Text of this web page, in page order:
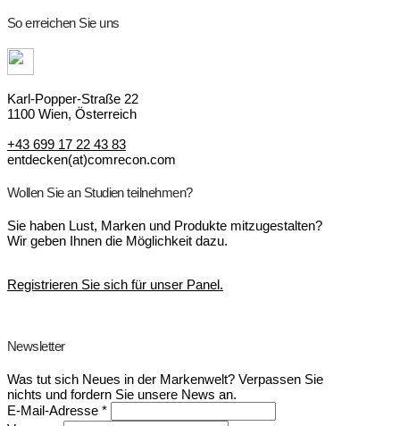
So erreichen Sie uns
Karl-Popper-Straße 22
1100 Wien, Österreich
+43 699 17 22 43 83
entdecken(at)comrecon.com
Wollen Sie an Studien teilnehmen?
Sie haben Lust, Marken und Produkte mitzugestalten?
Wir geben Ihnen die Möglichkeit dazu.
Registrieren Sie sich für unser Panel.
Newsletter
Was tut sich Neues in der Markenwelt? Verpassen Sie
nichts und fordern Sie unsere News an.
E-Mail-Adresse *